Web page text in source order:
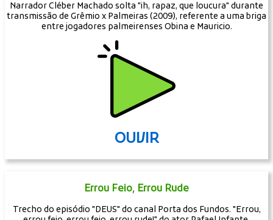
Narrador Cléber Machado solta "ih, rapaz, que loucura" durante
transmissão de Grêmio x Palmeiras (2009), referente a uma briga
entre jogadores palmeirenses Obina e Mauricio.
OUVIR
Errou Feio, Errou Rude
Trecho do episódio "DEUS" do canal Porta dos Fundos. "Errou,